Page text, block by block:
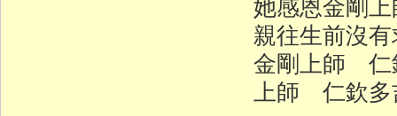
親往生前沒
金剛上師 仁
上師 仁欽多